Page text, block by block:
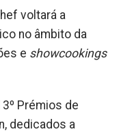
voltará a
no âmbito da
e showcookings
Prémios de
dedicados a